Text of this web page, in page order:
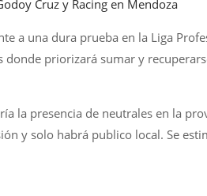
Cruz y Racing en Mendoza
a una dura prueba en la Liga
priorizará sumar y
la presencia de neutrales en la
y solo habrá publico local. Se